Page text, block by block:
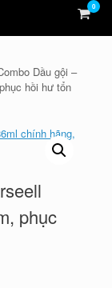
View
cart
0
Dầu gội –
hồi hư tổn
phục